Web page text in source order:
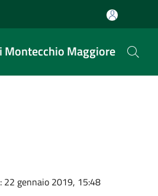
Montecchio Maggiore
: 22 gennaio 2019, 15:48